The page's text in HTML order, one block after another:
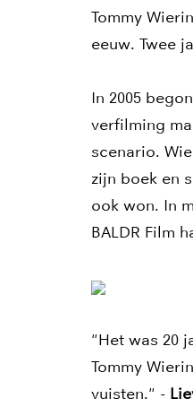
Tommy
eeuw. Twee
In 2005
verfilming
scenario.
zijn boek en
ook won. In
BALDR Film
"Het was 20
Tommy
vuisten." -